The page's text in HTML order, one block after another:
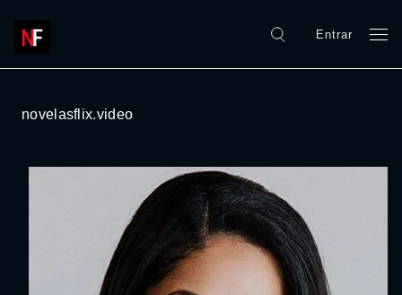
Entrar
novelasflix.video